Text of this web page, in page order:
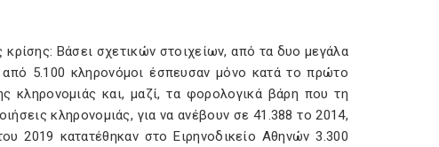
Βάσει σχετικών στοιχείων, από τα δυο μεγάλα
από 5.100 κληρονόμοι έσπευσαν μόνο κατά το πρώτο
κληρονομιάς και, μαζί, τα φορολογικά βάρη που τη
κληρονομιάς, για να ανέβουν σε 41.388 το 2014,
2019 κατατέθηκαν στο Ειρηνοδικείο Αθηνών 3.300